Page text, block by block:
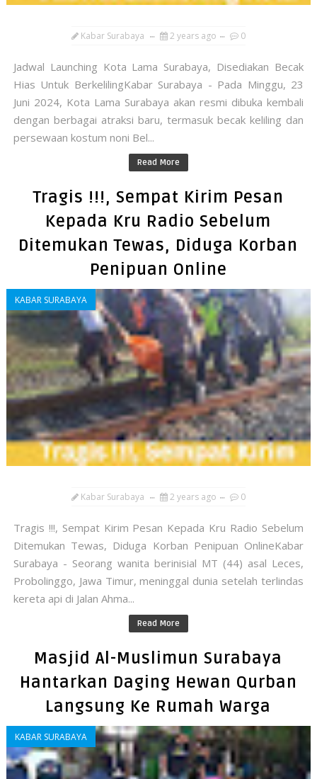
Kabar Surabaya 2 years ago 0
Jadwal Launching Kota Lama Surabaya, Disediakan Becak
Hias Untuk BerkelilingKabar Surabaya - Pada Minggu, 23
Juni 2024, Kota Lama Surabaya akan resmi dibuka kembali
dengan berbagai atraksi baru, termasuk becak keliling dan
persewaan kostum noni Bel...
Read More
Tragis !!!, Sempat Kirim Pesan
Kepada Kru Radio Sebelum
Ditemukan Tewas, Diduga Korban
Penipuan Online
KABAR SURABAYA
Kabar Surabaya 2 years ago 0
Tragis !!!, Sempat Kirim Pesan Kepada Kru Radio Sebelum
Ditemukan Tewas, Diduga Korban Penipuan OnlineKabar
Surabaya - Seorang wanita berinisial MT (44) asal Leces,
Probolinggo, Jawa Timur, meninggal dunia setelah terlindas
kereta api di Jalan Ahma...
Read More
Masjid Al-Muslimun Surabaya
Hantarkan Daging Hewan Qurban
Langsung Ke Rumah Warga
KABAR SURABAYA